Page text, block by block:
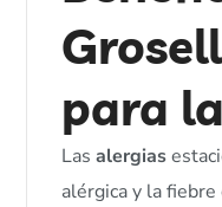
para
Lasalergias
alérgica y la